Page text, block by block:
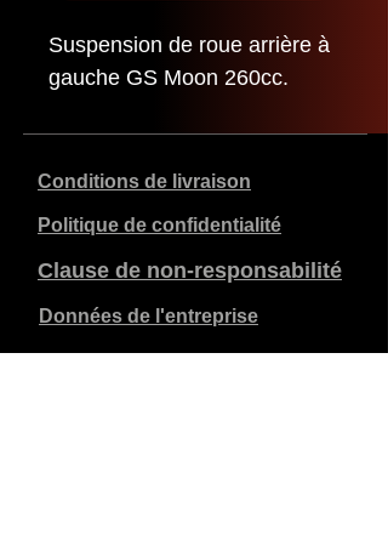
Suspension de roue arrière à
gauche GS Moon 260cc.
Conditions de livraison
Politique de confidentialité
Clause de non-responsabilité
Données de l'entreprise